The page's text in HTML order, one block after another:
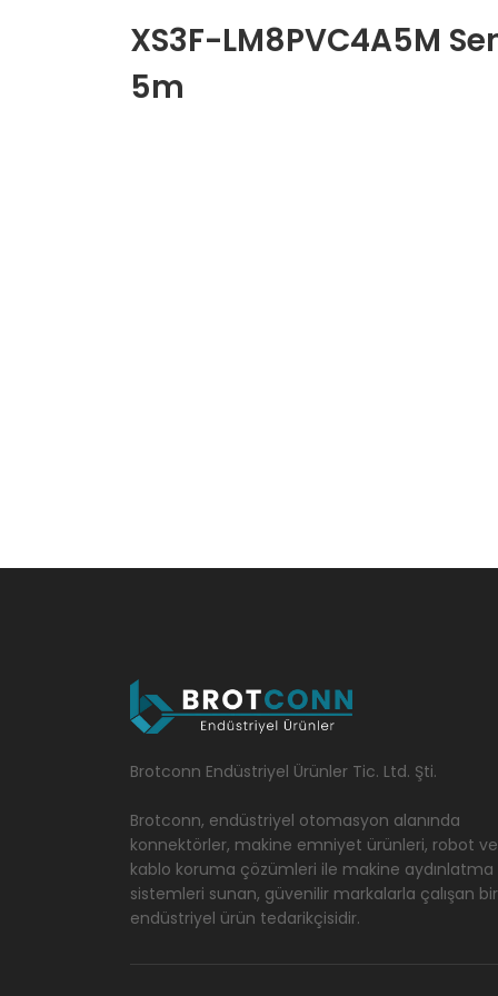
XS3F-LM8PVC4A5M
5m
Brotconn Endüstriyel Ürünler Tic. Ltd. Şti.
Brotconn, endüstriyel otomasyon alanında
konnektörler, makine emniyet ürünleri, robot ve
kablo koruma çözümleri ile makine aydınlatma
sistemleri sunan, güvenilir markalarla çalışan bir
endüstriyel ürün tedarikçisidir.